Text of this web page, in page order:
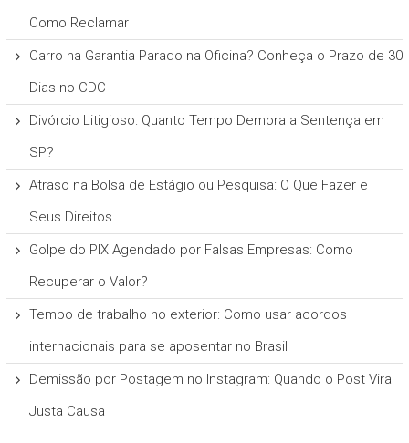
Como Reclamar
Carro na Garantia Parado na Oficina? Conheça o Prazo de 30
Dias no CDC
Divórcio Litigioso: Quanto Tempo Demora a Sentença em
SP?
Atraso na Bolsa de Estágio ou Pesquisa: O Que Fazer e
Seus Direitos
Golpe do PIX Agendado por Falsas Empresas: Como
Recuperar o Valor?
Tempo de trabalho no exterior: Como usar acordos
internacionais para se aposentar no Brasil
Demissão por Postagem no Instagram: Quando o Post Vira
Justa Causa